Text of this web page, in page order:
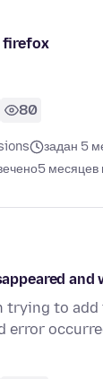
firefox
80
задан 5
5 месяцев
trying to
error